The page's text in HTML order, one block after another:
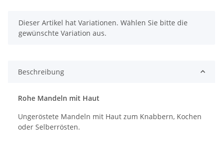
x
Dieser Artikel hat Variationen. Wählen Sie bitte die
gewünschte Variation aus.
Beschreibung
Rohe Mandeln mit Haut
Ungeröstete Mandeln mit Haut zum Knabbern, Kochen
oder Selberrösten.